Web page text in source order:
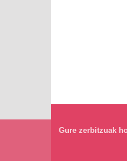
Gure zerbitzuak